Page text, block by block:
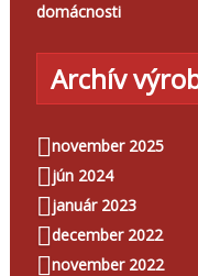
domácnosti
Archív
november 2025
jún 2024
január 2023
december 2022
november 2022